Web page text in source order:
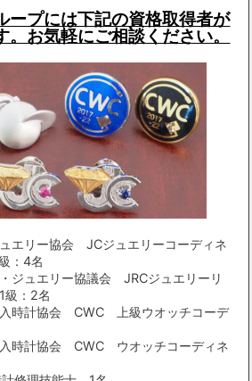
ープには下記の資格取得者が
お気軽にご相談ください。
エリー協会 JCジュエリーコーディネ
：4名
ジュエリー協議会 JRCジュエリーリ
：2名
時計協会 CWC 上級ウオッチコーデ
時計協会 CWC ウオッチコーディネ